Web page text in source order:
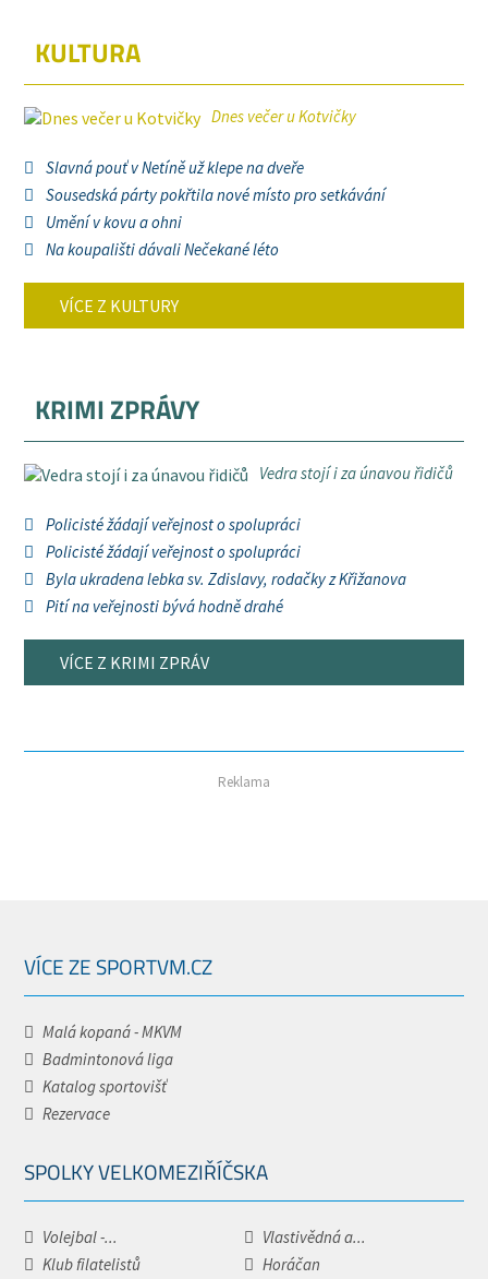
KULTURA
Dnes večer u Kotvičky
Slavná pouť v Netíně už klepe na dveře
Sousedská párty pokřtila nové místo pro setkávání
Umění v kovu a ohni
Na koupališti dávali Nečekané léto
VÍCE Z KULTURY
KRIMI ZPRÁVY
Vedra stojí i za únavou řidičů
Policisté žádají veřejnost o spolupráci
Policisté žádají veřejnost o spolupráci
Byla ukradena lebka sv. Zdislavy, rodačky z Křižanova
Pití na veřejnosti bývá hodně drahé
VÍCE Z KRIMI ZPRÁV
Reklama
VÍCE ZE SPORTVM.CZ
Malá kopaná - MKVM
Badmintonová liga
Katalog sportovišť
Rezervace
SPOLKY VELKOMEZIŘÍČSKA
Volejbal -...
Vlastivědná a...
Klub filatelistů
Horáčan